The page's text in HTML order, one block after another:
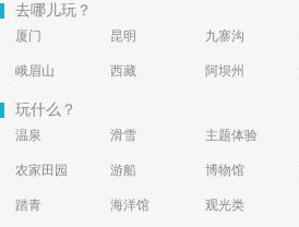
去哪儿玩？
厦门 昆明 九寨沟
峨眉山 西藏 阿坝州
玩什么？
温泉 滑雪 主题体验
农家田园 游船 博物馆
踏青 海洋馆 观光类